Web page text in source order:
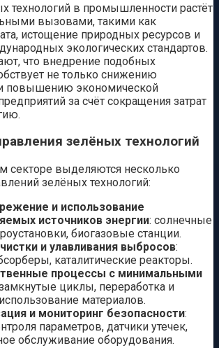
технологий в промышленности растёт
вызовами, такими как
истощение природных ресурсов и
экологических стандартов.
что внедрение подобных
не только снижению
и повышению экономической
за счёт сокращения затрат
зелёных технологий
выделяются несколько
зелёных технологий:
и использование
источников энергии: солнечные
биогазовые станции.
и улавливания выбросов:
каталитические реакторы.
процессы с минимальными
циклы, переработка и
материалов.
и мониторинг безопасности:
параметров, датчики утечек,
обслуживание оборудования.